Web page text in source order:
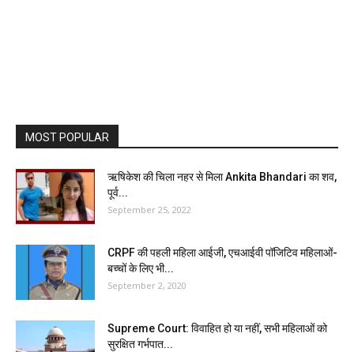
MOST POPULAR
ऋषिकेश की चिला नहर से मिला Ankita Bhandari का शव,
पूर्व...
September 25, 2022
CRPF की पहली महिला आईजी, एचआईवी पॉजिटिव महिलाओं-
बच्चों के लिए भी...
September 2, 2020
Supreme Court: विवाहित हो या नहीं, सभी महिलाओं को
सुरक्षित गर्भपात...